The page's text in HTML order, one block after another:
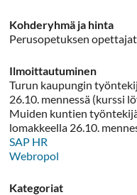
Kohderyhmä ja hinta
Perusopetuksen
Ilmoittautuminen
Turun kaupungin
26.10. mennessä (kurssi
Muiden kuntien
lomakkeella 26.10.
SAP HR
Webropol
Kategoriat